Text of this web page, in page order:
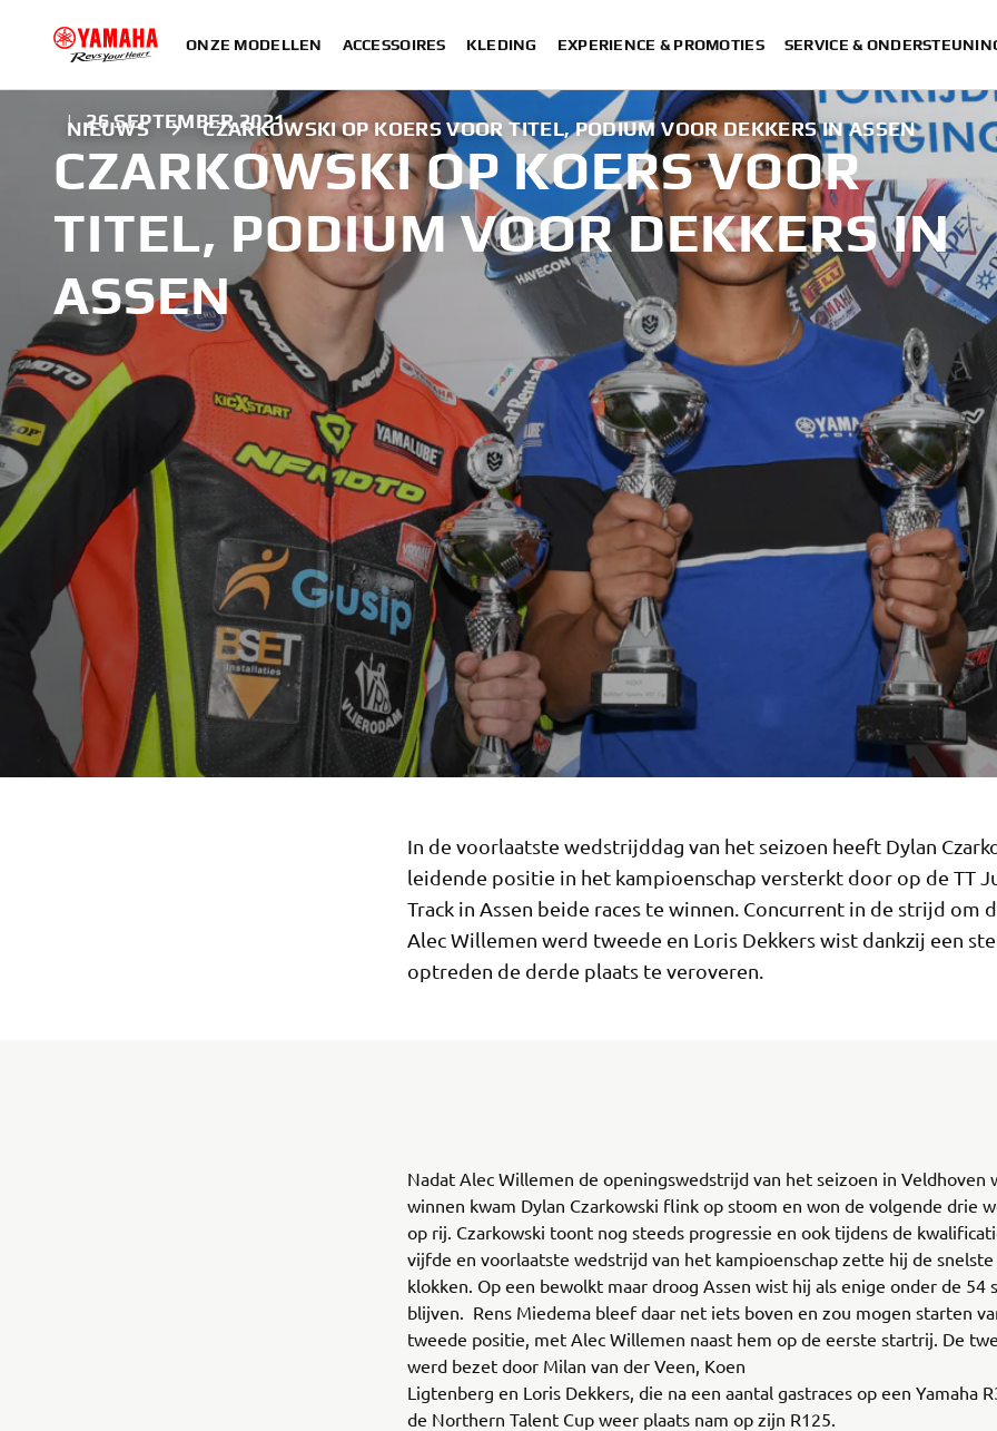
ONZE MODELLEN ACCESSOIRES KLEDING EXPERIENCE & PROMOTIES SERVICE &
NIEUWS CZARKOWSKI OP KOERS VOOR TITEL, PODIUM VOOR DEKKERS IN ASSEN
| 26 SEPTEMBER 2021
CZARKOWSKI OP KOERS VOOR
TITEL, PODIUM VOOR DEKKERS IN
ASSEN
In de voorlaatste wedstrijddag van het seizoen heeft Dylan
leidende positie in het kampioenschap versterkt door op de TT
Track in Assen beide races te winnen. Concurrent in de strijd om
Alec Willemen werd tweede en Loris Dekkers wist dankzij een
optreden de derde plaats te veroveren.
Nadat Alec Willemen de openingswedstrijd van het seizoen in Veldhoven
winnen kwam Dylan Czarkowski flink op stoom en won de volgende drie
op rij. Czarkowski toont nog steeds progressie en ook tijdens de
vijfde en voorlaatste wedstrijd van het kampioenschap zette hij de
klokken. Op een bewolkt maar droog Assen wist hij als enige onder de 54
blijven. Rens Miedema bleef daar net iets boven en zou mogen starten
tweede positie, met Alec Willemen naast hem op de eerste startrij. De
werd bezet door Milan van der Veen, Koen
Ligtenberg en Loris Dekkers, die na een aantal gastraces op een Yamaha
de Northern Talent Cup weer plaats nam op zijn R125.